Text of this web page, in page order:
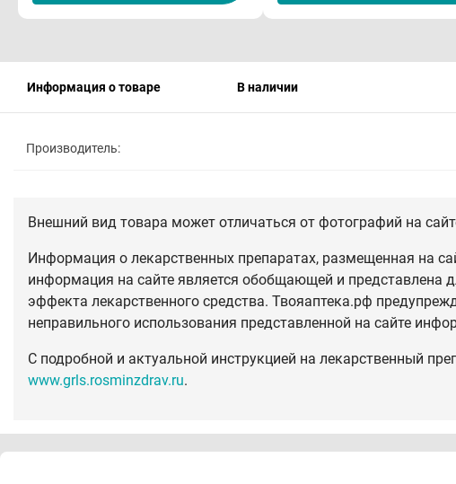
Информация о товаре В наличии
Производитель:
Внешний вид товара может отличаться от фотографий на
Информация о лекарственных препаратах, размещенная на
информация на сайте является обобщающей и представлена
эффекта лекарственного средства. Твояаптека.рф
неправильного использования представленной на сайте
С подробной и актуальной инструкцией на лекарственный
www.grls.rosminzdrav.ru.